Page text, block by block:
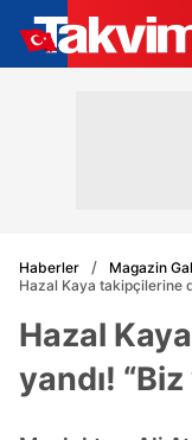
Haberler
Magazin
Hazal Kaya takipçilerine
Hazal
yandı!